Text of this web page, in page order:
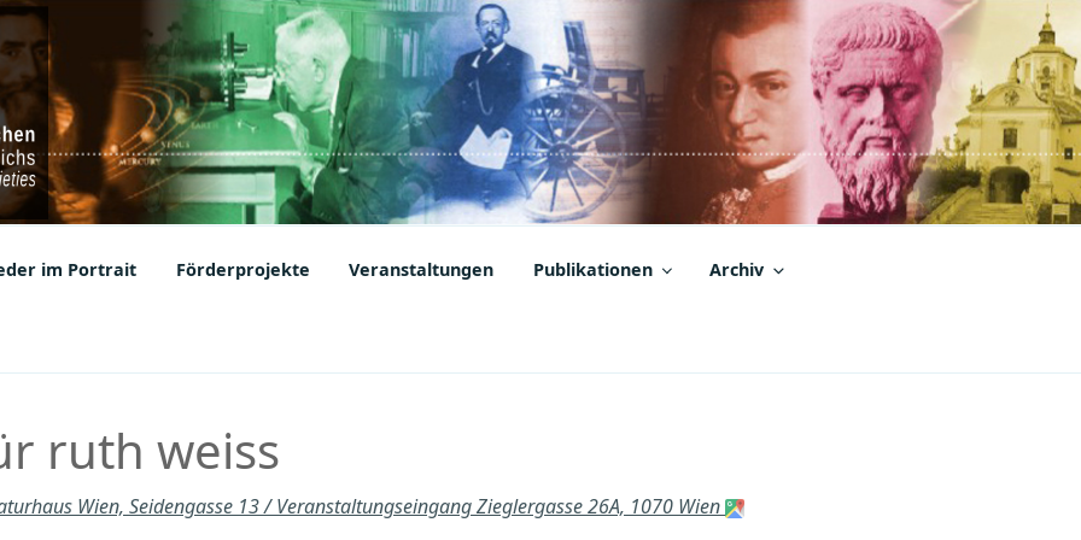
Societies
im Portrait Förderprojekte Veranstaltungen Publikationen Archiv
ruth weiss
Wien, Seidengasse 13 / Veranstaltungseingang Zieglergasse 26A, 1070 Wien